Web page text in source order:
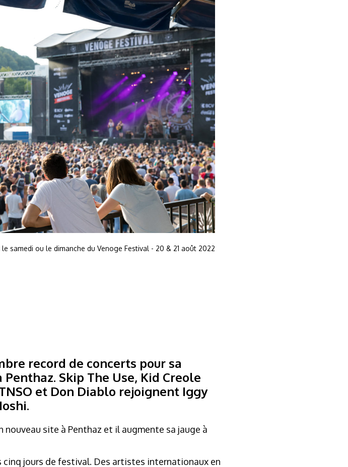
samedi ou le dimanche du Venoge Festival - 20 & 21 août 2022
record de concerts pour sa
Skip The Use, Kid Creole
et Don Diablo rejoignent Iggy
nouveau site à Penthaz et il augmente sa jauge à
cinq jours de festival. Des artistes internationaux en